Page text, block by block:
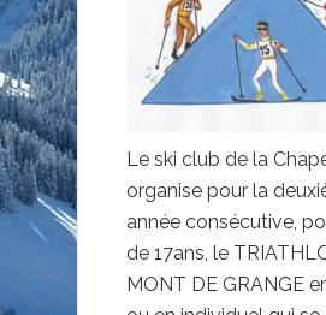
Le ski club de la
organise pour la
année consécutive,
de 17ans, le
MONT DE GRANGE